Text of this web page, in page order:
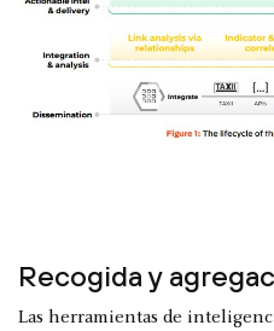
Recogida y
Las herramientas de